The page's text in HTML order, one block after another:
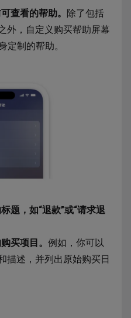
查看的帮助。 除了包括
外，自定义购买帮助屏幕
定制的帮助。
题，如“退款”或“请求退
买项目。 例如，你可以
描述，并列出原始购买日